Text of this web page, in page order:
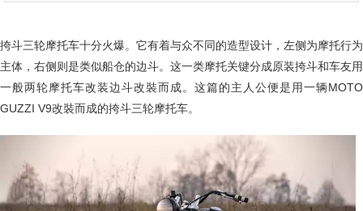
挎斗三轮摩托车十分火爆。它有着与众不同的造型设计，左侧为摩托行为
主体，右侧则是类似船仓的边斗。这一类摩托关键分成原装挎斗和车友用
一般两轮摩托车改装边斗改裝而成。这篇的主人公便是用一辆MOTO
GUZZI V9改裝而成的挎斗三轮摩托车。